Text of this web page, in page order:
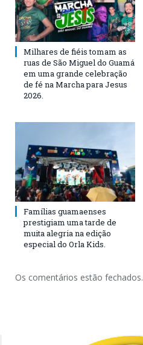
Milhares de fiéis tomam as
ruas de São Miguel do Guamá
em uma grande celebração
de fé na Marcha para Jesus
2026.
Famílias guamaenses
prestigiam uma tarde de
muita alegria na edição
especial do Orla Kids.
Os comentários estão fechados.